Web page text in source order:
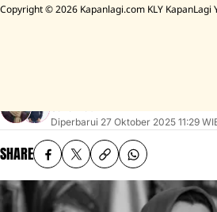
Copyright © 2026 Kapanlagi.com KLY KapanLagi
Home Showbiz Selebriti Denada
Diperbarui 27 Oktober 2025 11:29
SHARE